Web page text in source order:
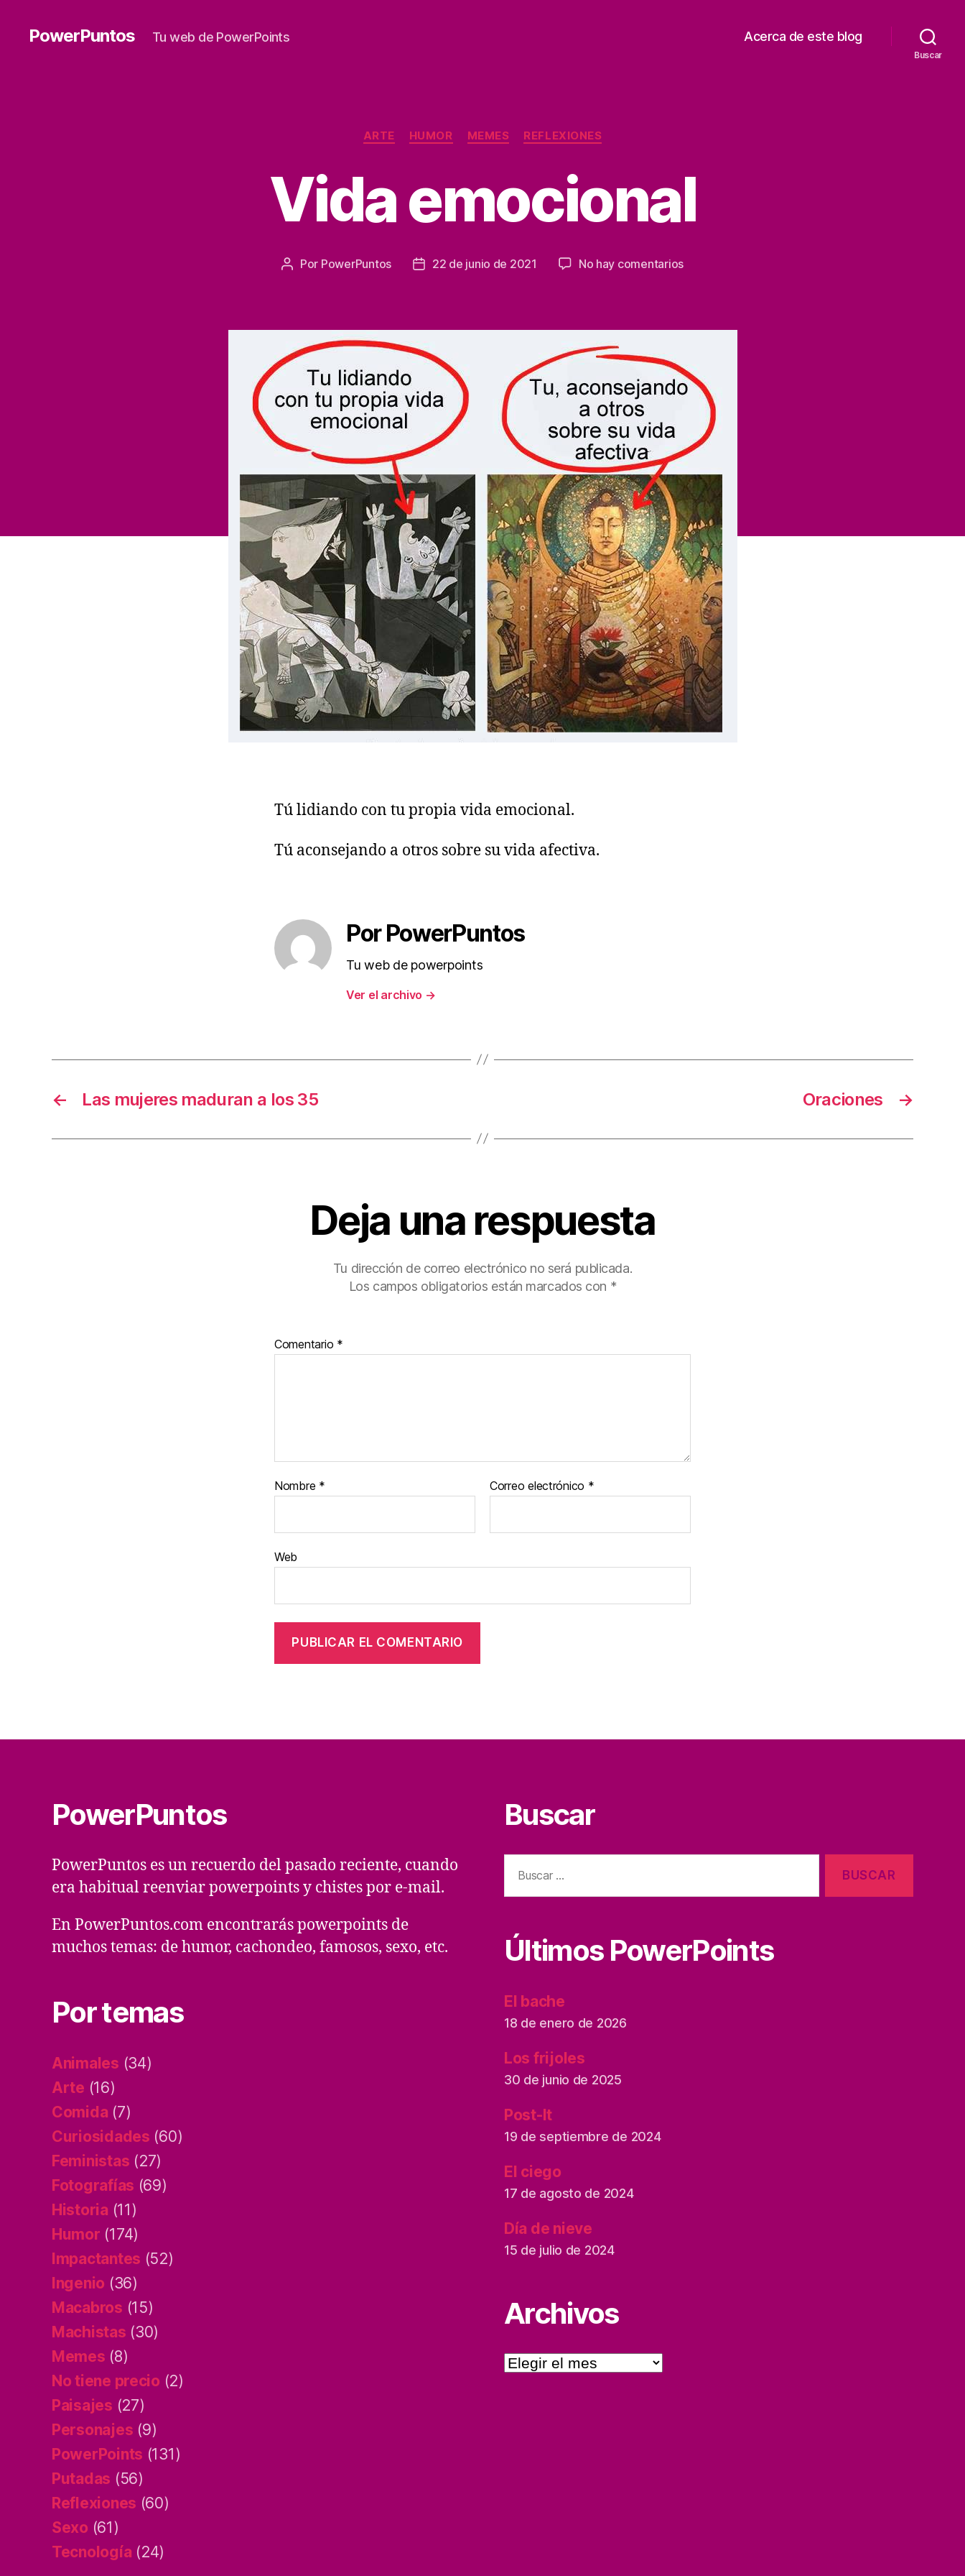
PowerPuntos Tu web de PowerPoints Acerca de este blog
Buscar
Categorías
ARTE HUMOR MEMES REFLEXIONES
Vida emocional
Autor
Por PowerPuntos
Fecha22 de junio de 2021 No hay comentariosen
Tú lidiando con tu propia vida emocional.
Tú aconsejando a otros sobre su vida afectiva.
Por PowerPuntos
Tu web de powerpoints
Ver el archivo →
← Las mujeres maduran a los 35 →
Oraciones
Deja una respuesta
Tu dirección de correo electrónico no será publicada.
Los campos obligatorios están marcados con *
Comentario *
Nombre * Correo electrónico *
Web
PowerPuntos
PowerPuntos es un recuerdo del pasado reciente, cuando
era habitual reenviar powerpoints y chistes por e-mail.
En PowerPuntos.com encontrarás powerpoints de
muchos temas: de humor, cachondeo, famosos, sexo, etc.
Por temas
Animales (34)
Arte (16)
Comida (7)
Curiosidades (60)
Feministas (27)
Fotografías (69)
Historia (11)
Humor (174)
Impactantes (52)
Ingenio (36)
Macabros (15)
Machistas (30)
Memes (8)
No tiene precio (2)
Paisajes (27)
Personajes (9)
PowerPoints (131)
Putadas (56)
Reflexiones (60)
Sexo (61)
Tecnología (24)
Buscar
Últimos PowerPoints
El bache
18 de enero de 2026
Los frijoles
30 de junio de 2025
Post-It
19 de septiembre de 2024
El ciego
17 de agosto de 2024
Día de nieve
15 de julio de 2024
Archivos
Archivos